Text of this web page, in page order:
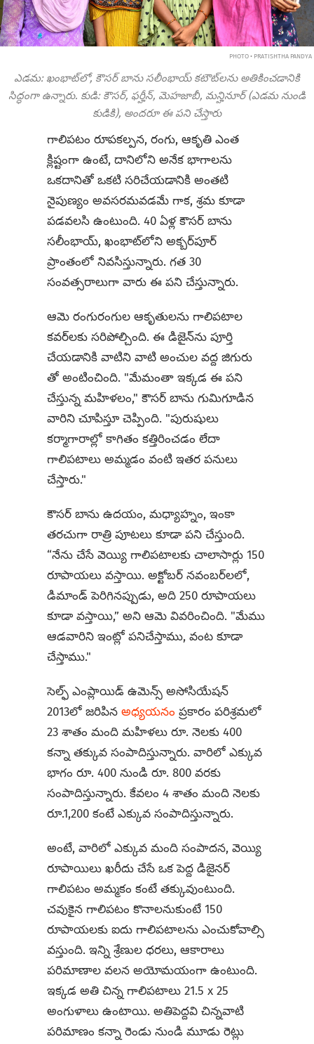
PHOTO • PRATISHTHA PANDYA
ఎడమ: ఖంభాట్‌లో, కౌసర్ బాను సలీంభాయ్ కటౌట్‌లను అతికించడానికి
సిద్ధంగా ఉన్నారు. కుడి: కౌసర్, ఫర్హీన్, మెహజాబీ, మన్హినూర్ (ఎడమ నుండి
కుడికి), అందరూ ఈ పని చేస్తారు
గాలిపటం రూపకల్పన, రంగు, ఆకృతి ఎంత
క్లిష్టంగా ఉంటే, దానిలోని అనేక భాగాలను
ఒకదానితో ఒకటి సరిచేయడానికి అంతటి
నైపుణ్యం అవసరమవడమే గాక, శ్రమ కూడా
పడవలసి ఉంటుంది. 40 ఏళ్ల కౌసర్ బాను
సలీంభాయ్, ఖంభాట్‌లోని అక్బర్‌పూర్
ప్రాంతంలో నివసిస్తున్నారు. గత 30
సంవత్సరాలుగా వారు ఈ పని చేస్తున్నారు.
ఆమె రంగురంగుల ఆకృతులను గాలిపటాల
కవర్‌లకు సరిపోల్చింది. ఈ డిజైన్‌ను పూర్తి
చేయడానికి వాటిని వాటి అంచుల వద్ద జిగురు
తో అంటించింది. "మేమంతా ఇక్కడ ఈ పని
చేస్తున్న మహిళలం," కౌసర్ బాను గుమిగూడిన
వారిని చూపిస్తూ చెప్పింది. "పురుషులు
కర్మాగారాల్లో కాగితం కత్తిరించడం లేదా
గాలిపటాలు అమ్మడం వంటి ఇతర పనులు
చేస్తారు."
కౌసర్ బాను ఉదయం, మధ్యాహ్నం, ఇంకా
తరచుగా రాత్రి పూటలు కూడా పని చేస్తుంది.
“నేను చేసే వెయ్యి గాలిపటాలకు చాలాసార్లు 150
రూపాయలు వస్తాయి. అక్టోబర్ నవంబర్‌లలో,
డిమాండ్ పెరిగినప్పుడు, అది 250 రూపాయలు
కూడా వస్తాయి,” అని ఆమె వివరించింది. "మేము
ఆడవారిని ఇంట్లో పనిచేస్తాము, వంట కూడా
చేస్తాము."
సెల్ఫ్ ఎంప్లాయిడ్ ఉమెన్స్ అసోసియేషన్
2013లో జరిపినఅధ్యయనంప్రకారం పరిశ్రమలో
23 శాతం మంది మహిళలు రూ. నెలకు 400
కన్నా తక్కువ సంపాదిస్తున్నారు. వారిలో ఎక్కువ
భాగం రూ. 400 నుండి రూ. 800 వరకు
సంపాదిస్తున్నారు. కేవలం 4 శాతం మంది నెలకు
రూ.1,200 కంటే ఎక్కువ సంపాదిస్తున్నారు.
అంటే, వారిలో ఎక్కువ మంది సంపాదన, వెయ్యి
రూపాయిలు ఖరీదు చేసే ఒక పెద్ద డిజైనర్
గాలిపటం అమ్మకం కంటే తక్కువుంటుంది.
చవుకైన గాలిపటం కొనాలనుకుంటే 150
రూపాయలకు ఐదు గాలిపటాలను ఎంచుకోవాల్సి
వస్తుంది. ఇన్ని శ్రేణుల ధరలు, ఆకారాలు
పరిమాణాల వలన అయోమయంగా ఉంటుంది.
ఇక్కడ అతి చిన్న గాలిపటాలు 21.5 x 25
అంగుళాలు ఉంటాయి. అతిపెద్దవి చిన్నవాటి
పరిమాణం కన్నా రెండు నుండి మూడు రెట్లు